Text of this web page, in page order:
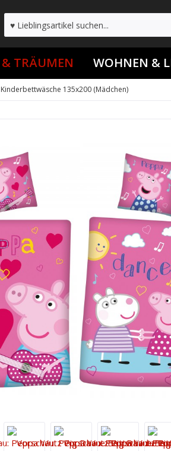
& TRÄUMEN WOHNEN &
Kinderbettwäsche 135x200 (Mädchen)